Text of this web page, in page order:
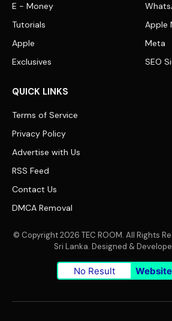
E - Money
Tutorials
Apple
Exclusives
Apple
Meta
SEO
QUICK LINKS
Terms of Service
Privacy Policy
Advertise with Us
RSS Feed
Contact Us
DMCA Removal
© Copyright 2026 TEC ROOM. All Rights
Sri Lanka. Designed &
No Result